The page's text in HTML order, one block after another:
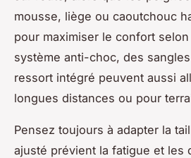
mousse, liège ou caoutchouc
pour maximiser le confort selon
système anti-choc, des
ressort intégré peuvent aussi
longues distances ou pour
Pensez toujours à adapter la
ajusté prévient la fatigue et les